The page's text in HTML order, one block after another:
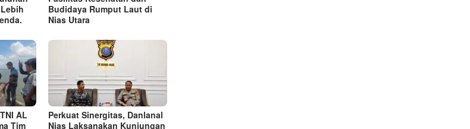
Budidaya Rumput Laut di
Nias Utara
AL
Tim
Perkuat Sinergitas, Danlanal
Nias Laksanakan Kunjungan